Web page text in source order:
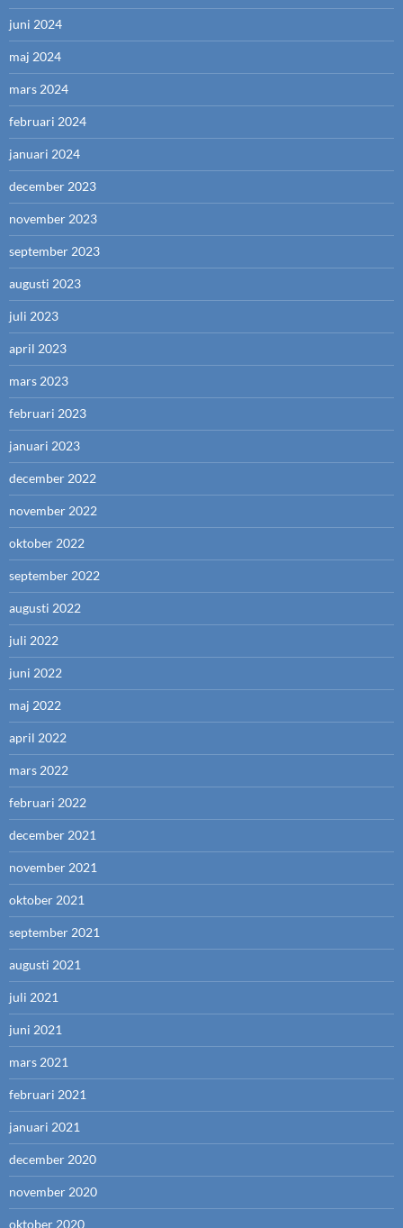
juni 2024
maj 2024
mars 2024
februari 2024
januari 2024
december 2023
november 2023
september 2023
augusti 2023
juli 2023
april 2023
mars 2023
februari 2023
januari 2023
december 2022
november 2022
oktober 2022
september 2022
augusti 2022
juli 2022
juni 2022
maj 2022
april 2022
mars 2022
februari 2022
december 2021
november 2021
oktober 2021
september 2021
augusti 2021
juli 2021
juni 2021
mars 2021
februari 2021
januari 2021
december 2020
november 2020
oktober 2020